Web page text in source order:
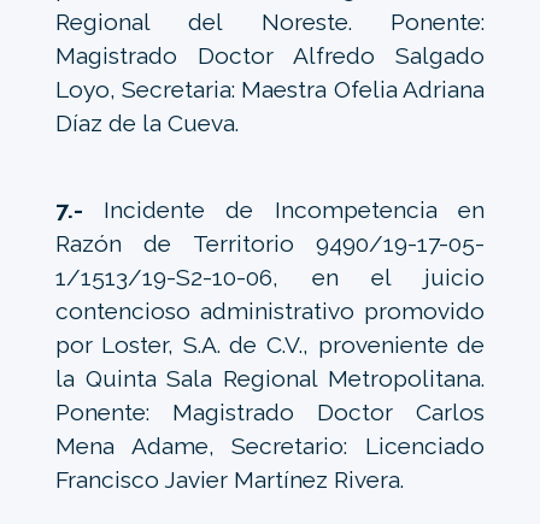
Regional del Noreste. Ponente:
Magistrado Doctor Alfredo Salgado
Loyo, Secretaria: Maestra Ofelia Adriana
Díaz de la Cueva.
7.- Incidente de Incompetencia en
Razón de Territorio 9490/19-17-05-
1/1513/19-S2-10-06, en el juicio
contencioso administrativo promovido
por Loster, S.A. de C.V., proveniente de
la Quinta Sala Regional Metropolitana.
Ponente: Magistrado Doctor Carlos
Mena Adame, Secretario: Licenciado
Francisco Javier Martínez Rivera.